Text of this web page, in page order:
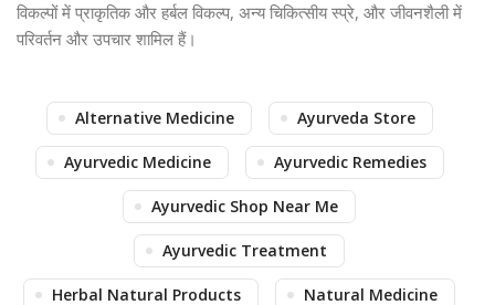
विकल्पों में प्राकृतिक और हर्बल विकल्प, अन्य चिकित्सीय स्प्रे, और जीवनशैली में
परिवर्तन और उपचार शामिल हैं।
Alternative Medicine Ayurveda Store
Ayurvedic Medicine Ayurvedic Remedies
Ayurvedic Shop Near Me
Ayurvedic Treatment
Herbal Natural Products Natural Medicine